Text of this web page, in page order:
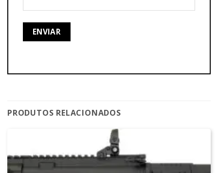
PRODUTOS RELACIONADOS